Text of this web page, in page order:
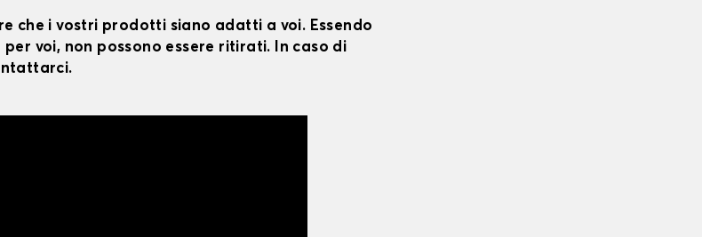
che i vostri prodotti siano adatti a voi. Essendo
voi, non possono essere ritirati. In caso di